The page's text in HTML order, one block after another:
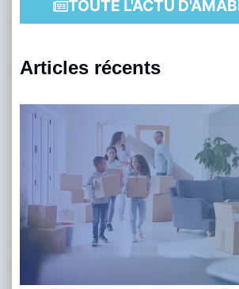
TOUTE L'ACTU
Articles récents